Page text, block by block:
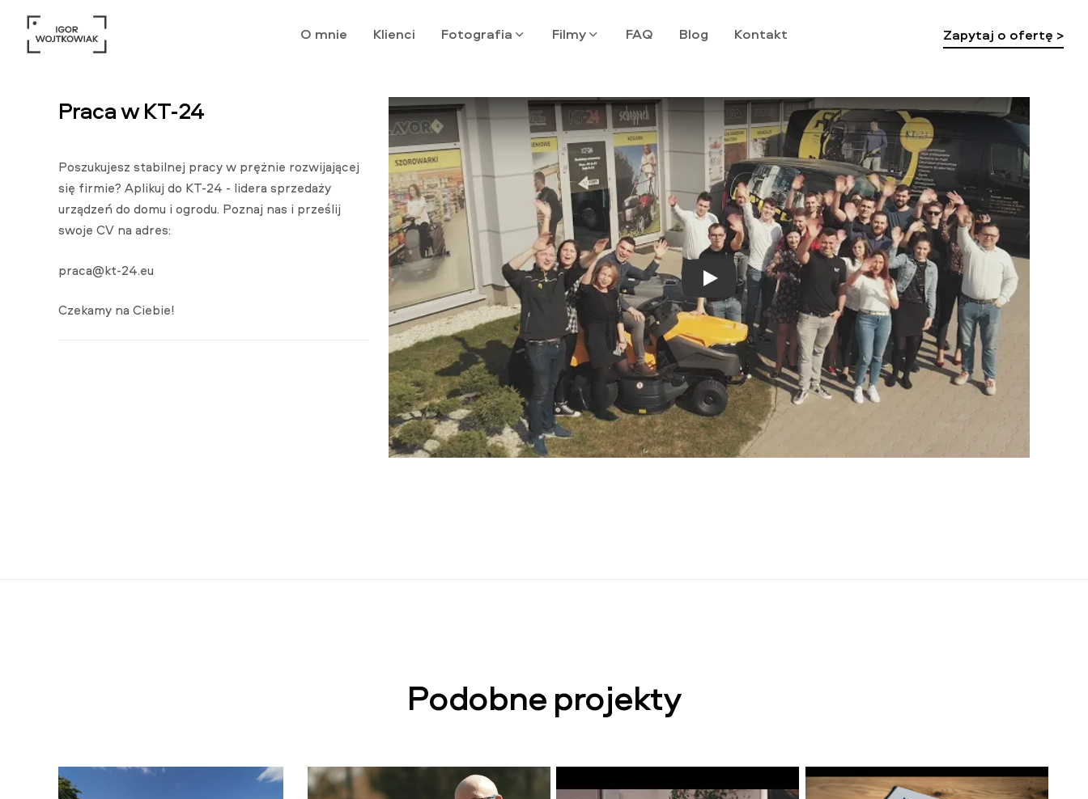
O mnie Klienci Fotografia Filmy FAQ Blog Kontakt Zapytaj o ofertę >
Praca w KT-24
Poszukujesz stabilnej pracy w prężnie rozwijającej
się firmie? Aplikuj do KT-24 - lidera sprzedaży
urządzeń do domu i ogrodu. Poznaj nas i prześlij
swoje CV na adres:
praca@kt-24.eu
Czekamy na Ciebie!
Play
Podobne projekty